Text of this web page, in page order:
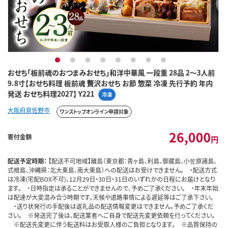
おせち「板前魂のおつまみおせち」和洋中華風 一段重 28品 2～3人前
9.8寸【おせち料理 板前魂 贅沢おせち お節 惣菜 冷凍 先行予約 年内
発送 おせち料理2027】 Y221
冷凍
1 2 3 4 5 6 7 8
大阪府泉佐野市 ワンストップオンライン申請対象
寄付金額 26,000円
配送予定時期： 【配送不可地域】離島（東京都：青ヶ島、利島、御蔵島、小笠原諸島、
式根島、沖縄県：北大東島、南大東島）への配送はお受けできません。 ・配送方式
は冷凍(宅配BOX不可)、12月29日・30日・31日のいずれかの日程にお届けとなり
ます。 ・日時指定は承ることができませんので、予めご了承ください。 ・年末年始
は配達が大変混み合う時期です。天候や道路事情による遅延等はご了承下さい。
・送り状発行の手配後は返礼品の配送情報変更はできません。予めご了承くだ
さい。 ※発送完了後は、配送業者へご自身で配送先変更依頼を行ってください。
※配送先変更に伴う転送料はお受取人様のご負担となります。 ※品質保持の